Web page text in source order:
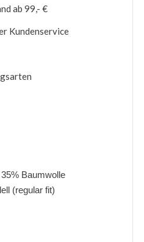
ab 99,- €
Kundenservice
Baumwolle
(regular fit)